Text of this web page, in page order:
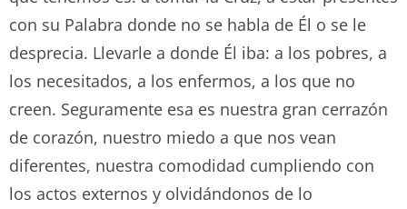
con su Palabra donde no se habla de Él o se le
desprecia. Llevarle a donde Él iba: a los pobres, a
los necesitados, a los enfermos, a los que no
creen. Seguramente esa es nuestra gran cerrazón
de corazón, nuestro miedo a que nos vean
diferentes, nuestra comodidad cumpliendo con
los actos externos y olvidándonos de lo